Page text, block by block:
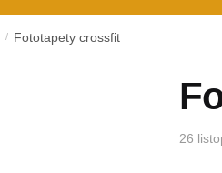
/ Fototapety crossfit
26